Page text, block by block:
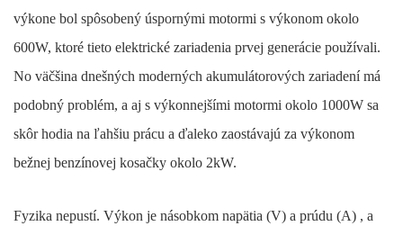
výkone bol spôsobený úspornými motormi s výkonom okolo
600W, ktoré tieto elektrické zariadenia prvej generácie používali.
No väčšina dnešných moderných akumulátorových zariadení má
podobný problém, a aj s výkonnejšími motormi okolo 1000W sa
skôr hodia na ľahšiu prácu a ďaleko zaostávajú za výkonom
bežnej benzínovej kosačky okolo 2kW.
Fyzika nepustí. Výkon je násobkom napätia (V) a prúdu (A) , a